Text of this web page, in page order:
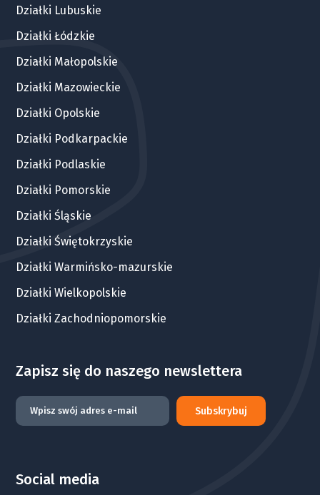
Działki Lubuskie
Działki Łódzkie
Działki Małopolskie
Działki Mazowieckie
Działki Opolskie
Działki Podkarpackie
Działki Podlaskie
Działki Pomorskie
Działki Śląskie
Działki Świętokrzyskie
Działki Warmińsko-mazurskie
Działki Wielkopolskie
Działki Zachodniopomorskie
Zapisz się do naszego newslettera
Subskrybuj
Social media